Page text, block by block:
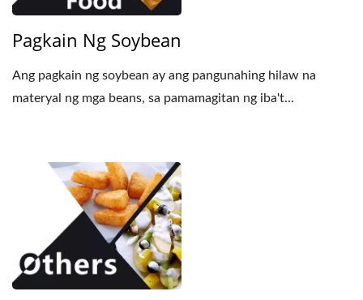
Pagkain Ng Soybean
Ang pagkain ng soybean ay ang pangunahing hilaw na
materyal ng mga beans, sa pamamagitan ng iba't...